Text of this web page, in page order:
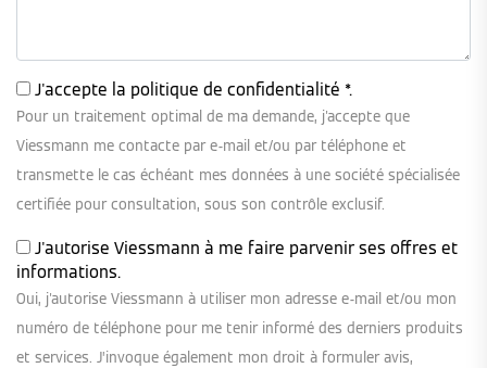
J'accepte la politique de confidentialité *.
Pour un traitement optimal de ma demande, j'accepte que
Viessmann me contacte par e-mail et/ou par téléphone et
transmette le cas échéant mes données à une société spécialisée
certifiée pour consultation, sous son contrôle exclusif.
J'autorise Viessmann à me faire parvenir ses offres et
informations.
Oui, j'autorise Viessmann à utiliser mon adresse e-mail et/ou mon
numéro de téléphone pour me tenir informé des derniers produits
et services. J’invoque également mon droit à formuler avis,